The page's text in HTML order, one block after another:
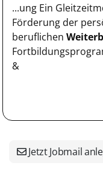
...ung Ein
Förderung der
beruflichen
&
Jetzt Jobmail